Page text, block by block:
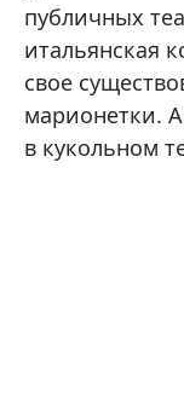
публичных
итальянская
свое
марионетки.
в кукольном